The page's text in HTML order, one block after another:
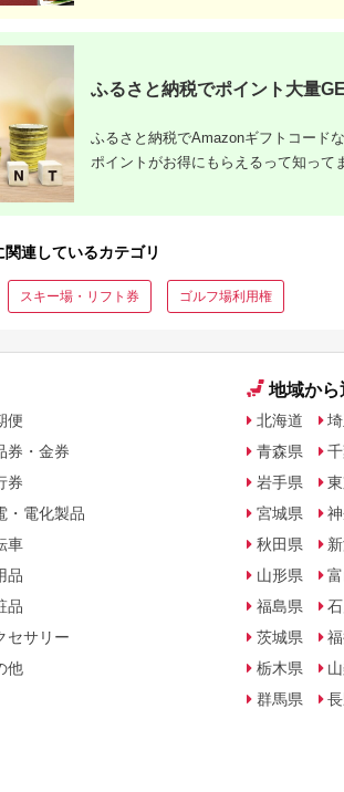
ふるさと納税でポイント大量
ふるさと納税でAmazonギフトコード
ポイントがお得にもらえるって知って
連しているカテゴリ
スキー場・リフト券 ゴルフ場利用権
便
券・金券
券
・電化製品
車
品
品
セサリー
他
地域から
北海道
青森県
岩手県
宮城県
秋田県
山形県
福島県
茨城県
栃木県
群馬県